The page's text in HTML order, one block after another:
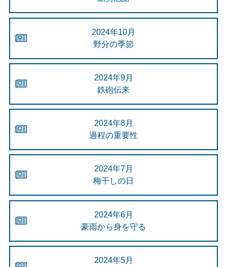
2024年10月
野分の季節
2024年9月
鉄砲伝来
2024年8月
過程の重要性
2024年7月
梅干しの日
2024年6月
豪雨から身を守る
2024年5月